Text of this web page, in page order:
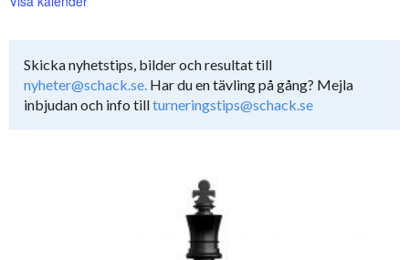
Skicka nyhetstips, bilder och resultat till
nyheter@schack.se. Har du en tävling på gång? Mejla
inbjudan och info tillturneringstips@schack.se